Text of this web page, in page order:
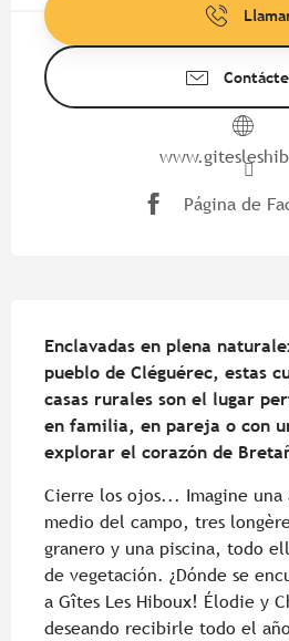
Página de
Enclavadas en plena
pueblo de Cléguérec, estas
casas rurales son el lugar
en familia, en pareja o con
explorar el corazón de
Cierre los ojos... Imagine una
medio del campo, tres
granero y una piscina, todo
de vegetación. ¿Dónde se
a Gîtes Les Hiboux! Élodie y
deseando recibirle todo el